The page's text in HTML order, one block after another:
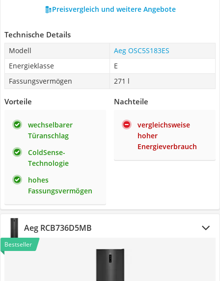
Preisvergleich und weitere Angebote
Technische Details
Modell
Aeg OSC5S183ES
Energieklasse
E
Fassungsvermögen
271 l
Vorteile
wechselbarer
Türanschlag
ColdSense-
Technologie
hohes
Fassungsvermögen
Nachteile
vergleichsweise
hoher
Energieverbrauch
Aeg RCB736D5MB
Bestseller